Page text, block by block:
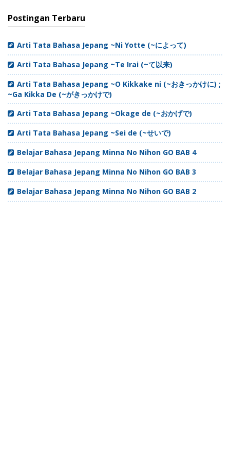
Postingan Terbaru
Arti Tata Bahasa Jepang ~Ni Yotte (~によって)
Arti Tata Bahasa Jepang ~Te Irai (~て以来)
Arti Tata Bahasa Jepang ~O Kikkake ni (~おきっかけに) ;
~Ga Kikka De (~がきっかけで)
Arti Tata Bahasa Jepang ~Okage de (~おかげで)
Arti Tata Bahasa Jepang ~Sei de (~せいで)
Belajar Bahasa Jepang Minna No Nihon GO BAB 4
Belajar Bahasa Jepang Minna No Nihon GO BAB 3
Belajar Bahasa Jepang Minna No Nihon GO BAB 2